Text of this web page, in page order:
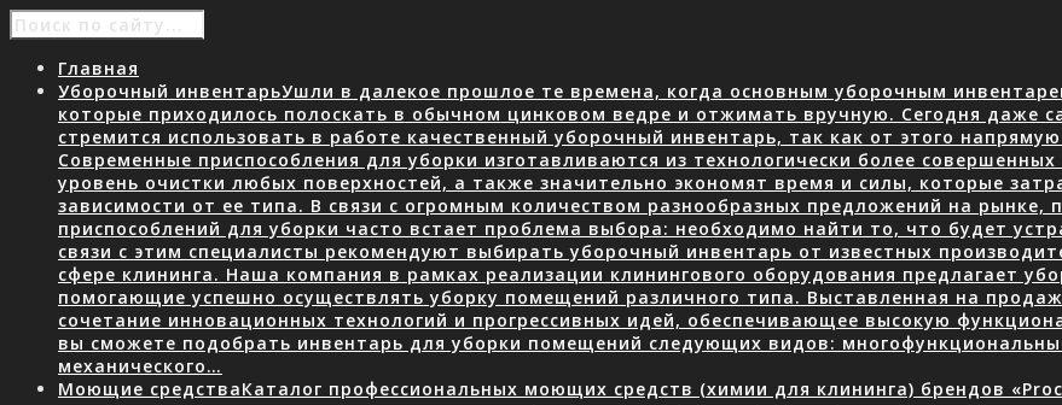
Главная
Уборочный инвентарьУшли в далекое прошлое те времена, когда основным уборочным
которые приходилось полоскать в обычном цинковом ведре и отжимать вручную. Сегодня даже
стремится использовать в работе качественный уборочный инвентарь, так как от этого
Современные приспособления для уборки изготавливаются из технологически более
уровень очистки любых поверхностей, а также значительно экономят время и силы, которые
зависимости от ее типа. В связи с огромным количеством разнообразных предложений на рынке,
приспособлений для уборки часто встает проблема выбора: необходимо найти то, что будет
связи с этим специалисты рекомендуют выбирать уборочный инвентарь от известных
сфере клининга. Наша компания в рамках реализации клинингового оборудования предлагает
помогающие успешно осуществлять уборку помещений различного типа. Выставленная на
сочетание инновационных технологий и прогрессивных идей, обеспечивающее высокую
вы сможете подобрать инвентарь для уборки помещений следующих видов:
механического…
Моющие средстваКаталог профессиональных моющих средств (химии для клининга) брендов